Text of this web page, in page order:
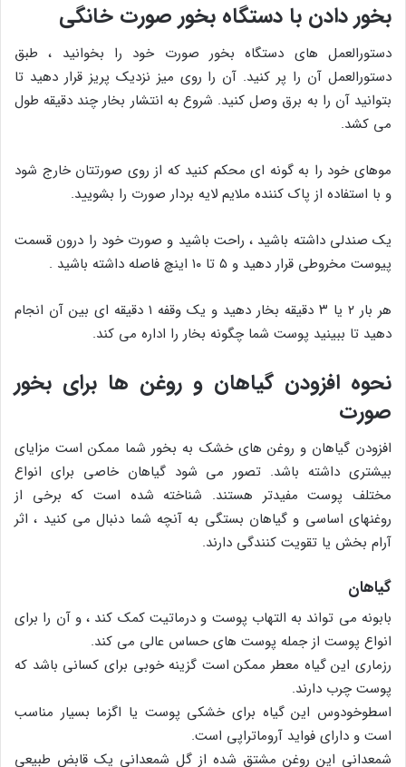
بخور دادن با دستگاه بخور صورت خانگی
دستورالعمل های دستگاه بخور صورت خود را بخوانید ، طبق
دستورالعمل آن را پر کنید. آن را روی میز نزدیک پریز قرار دهید تا
بتوانید آن را به برق وصل کنید. شروع به انتشار بخار چند دقیقه طول
می کشد.
موهای خود را به گونه ای محکم کنید که از روی صورتتان خارج شود
و با استفاده از پاک کننده ملایم لایه بردار صورت را بشویید.
یک صندلی داشته باشید ، راحت باشید و صورت خود را درون قسمت
پیوست مخروطی قرار دهید و ۵ تا ۱۰ اینچ فاصله داشته باشید .
هر بار ۲ یا ۳ دقیقه بخار دهید و یک وقفه ۱ دقیقه ای بین آن انجام
دهید تا ببینید پوست شما چگونه بخار را اداره می کند.
نحوه افزودن گیاهان و روغن ها برای بخور
صورت
افزودن گیاهان و روغن های خشک به بخور شما ممکن است مزایای
بیشتری داشته باشد. تصور می شود گیاهان خاصی برای انواع
مختلف پوست مفیدتر هستند. شناخته شده است که برخی از
روغنهای اساسی و گیاهان بستگی به آنچه شما دنبال می کنید ، اثر
آرام بخش یا تقویت کنندگی دارند.
گیاهان
بابونه می تواند به التهاب پوست و درماتیت کمک کند ، و آن را برای
انواع پوست از جمله پوست های حساس عالی می کند.
رزماری این گیاه معطر ممکن است گزینه خوبی برای کسانی باشد که
پوست چرب دارند.
اسطوخودوس این گیاه برای خشکی پوست یا اگزما بسیار مناسب
است و دارای فواید آروماتراپی است.
شمعدانی این روغن مشتق شده از گل شمعدانی یک قابض طبیعی